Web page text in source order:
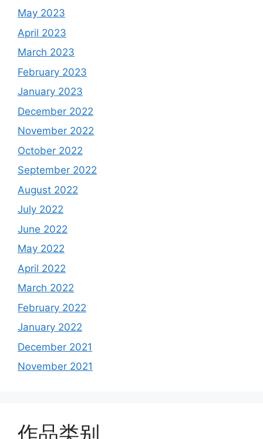
May 2023
April 2023
March 2023
February 2023
January 2023
December 2022
November 2022
October 2022
September 2022
August 2022
July 2022
June 2022
May 2022
April 2022
March 2022
February 2022
January 2022
December 2021
November 2021
作品类别